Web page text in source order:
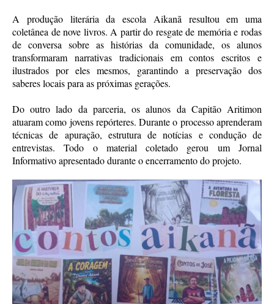
A produção literária da escola Aikanã resultou em uma
coletânea de nove livros. A partir do resgate de memória e rodas
de conversa sobre as histórias da comunidade, os alunos
transformaram narrativas tradicionais em contos escritos e
ilustrados por eles mesmos, garantindo a preservação dos
saberes locais para as próximas gerações.
Do outro lado da parceria, os alunos da Capitão Aritimon
atuaram como jovens repórteres. Durante o processo aprenderam
técnicas de apuração, estrutura de notícias e condução de
entrevistas. Todo o material coletado gerou um Jornal
Informativo apresentado durante o encerramento do projeto.